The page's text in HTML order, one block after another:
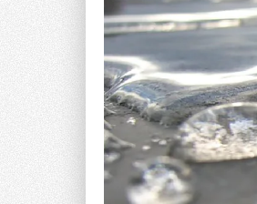
Сотрудники ГК
убрать кондиционеры с
Идея заключается в
подключить к
конденсатор
конденсатора
водоснабжения (рис. 1).
с помощью регулятора